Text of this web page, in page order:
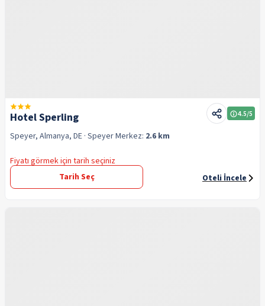
Hotel Sperling 4.5/5
Speyer, Almanya, DE · SpeyerMerkez: 2.6 km
Fiyatı görmek için tarih seçiniz
Tarih Seç
Oteli İncele